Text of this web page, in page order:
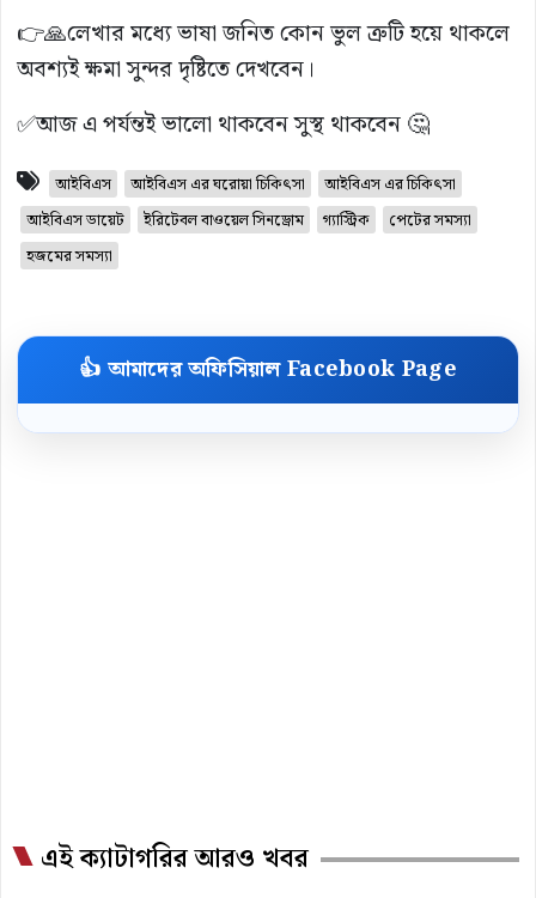
👉🙏লেখার মধ্যে ভাষা জনিত কোন ভুল ত্রুটি হয়ে থাকলে
অবশ্যই ক্ষমা সুন্দর দৃষ্টিতে দেখবেন।
✅আজ এ পর্যন্তই ভালো থাকবেন সুস্থ থাকবেন 🤔
আইবিএস আইবিএস এর ঘরোয়া চিকিৎসা
আইবিএস এর চিকিৎসা
আইবিএস ডায়েট
ইরিটেবল বাওয়েল সিনড্রোম গ্যাস্ট্রিক
পেটের সমস্যা
হজমের সমস্যা
👍 আমাদের অফিসিয়াল Facebook Page
এই ক্যাটাগরির আরও খবর